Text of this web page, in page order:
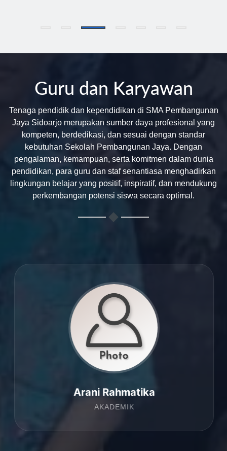
Guru dan Karyawan
Tenaga pendidik dan kependidikan di SMA Pembangunan
Jaya Sidoarjo merupakan sumber daya profesional yang
kompeten, berdedikasi, dan sesuai dengan standar
kebutuhan Sekolah Pembangunan Jaya. Dengan
pengalaman, kemampuan, serta komitmen dalam dunia
pendidikan, para guru dan staf senantiasa menghadirkan
lingkungan belajar yang positif, inspiratif, dan mendukung
perkembangan potensi siswa secara optimal.
Arani Rahmatika
AKADEMIK